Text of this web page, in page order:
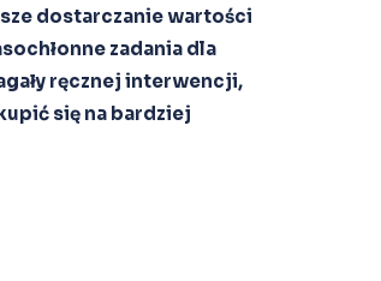
dostarczanie wartości
zadania dla
ręcznej interwencji,
się na bardziej